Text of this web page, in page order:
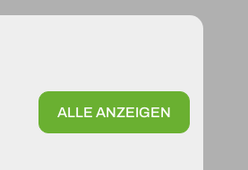
ALLE ANZEIGEN